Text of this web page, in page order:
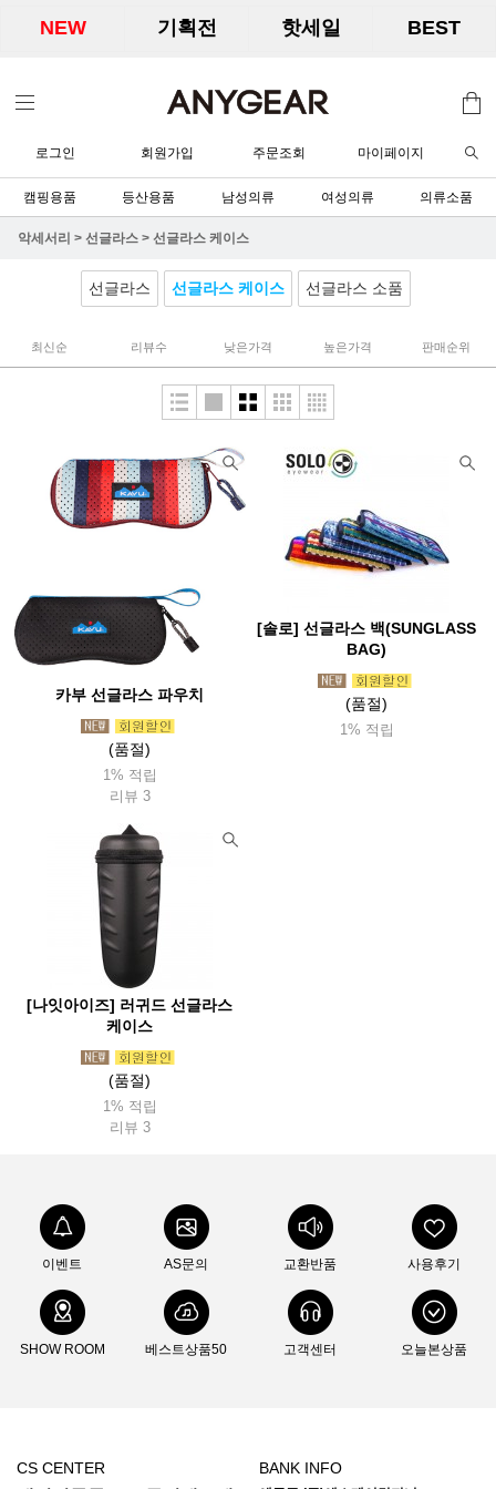
NEW 기획전 핫세일 BEST
로그인 회원가입 주문조회 마이페이지
캠핑용품 등산용품 남성의류 여성의류 의류소품
악세서리 > 선글라스 > 선글라스 케이스
선글라스 선글라스 케이스 선글라스 소품
최신순 리뷰수 낮은가격 높은가격 판매순위
카부 선글라스 파우치
(품절)
1% 적립
리뷰 3
[솔로] 선글라스 백(SUNGLASS
BAG)
(품절)
1% 적립
[나잇아이즈] 러귀드 선글라스
케이스
(품절)
1% 적립
리뷰 3
이벤트 AS문의 교환반품 사용후기
SHOW ROOM 베스트상품50 고객센터 오늘본상품
CS CENTER BANK INFO